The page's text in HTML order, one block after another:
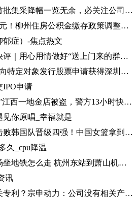
中成药大洗牌在即！首批集采降幅一览无余，必关注公司火线全揭秘，投资风险哪里藏？
当前快看：上限23948元！柳州住房公积金缴存政策调整，7月起执行
郁症）-焦点热文
环球微资讯！政前方快评｜用心用情做好“送上门来的群众工作”
速看：泰嘉股份: 关于向特定对象发行股票申请获得深圳证券交易所上市审核中心审核通过的公告
IPO申请
“我的金店被人偷了！”江西一地金店被盗，警方13小时快速侦破 每日看点
你原唱_幸福就是
世界快看点丨亚洲杯击败韩国队晋级四强！中国女篮拿到世界杯及奥运资格赛席位
久_cpu降温
从杭州东站到萧山机场坐地铁怎么走 杭州东站到萧山机场有地铁 环球要闻
讯
公司有没有减速器相关专利？宗申动力：公司没有相关产品以及专利